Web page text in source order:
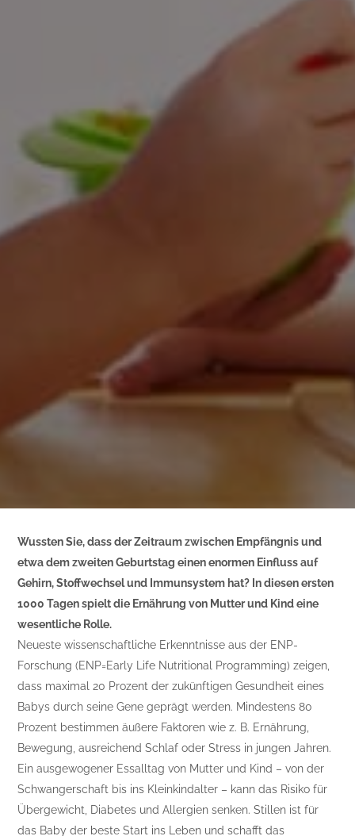
Wussten Sie, dass der Zeitraum zwischen Empfängnis und
etwa dem zweiten Geburtstag einen enormen Einfluss auf
Gehirn, Stoffwechsel und Immunsystem hat? In diesen ersten
1000 Tagen spielt die Ernährung von Mutter und Kind eine
wesentliche Rolle.
Neueste wissenschaftliche Erkenntnisse aus der ENP-
Forschung (ENP=Early Life Nutritional Programming) zeigen,
dass maximal 20 Prozent der zukünftigen Gesundheit eines
Babys durch seine Gene geprägt werden. Mindestens 80
Prozent bestimmen äußere Faktoren wie z. B. Ernährung,
Bewegung, ausreichend Schlaf oder Stress in jungen Jahren.
Ein ausgewogener Essalltag von Mutter und Kind – von der
Schwangerschaft bis ins Kleinkindalter – kann das Risiko für
Übergewicht, Diabetes und Allergien senken. Stillen ist für
das Baby der beste Start ins Leben und schafft das